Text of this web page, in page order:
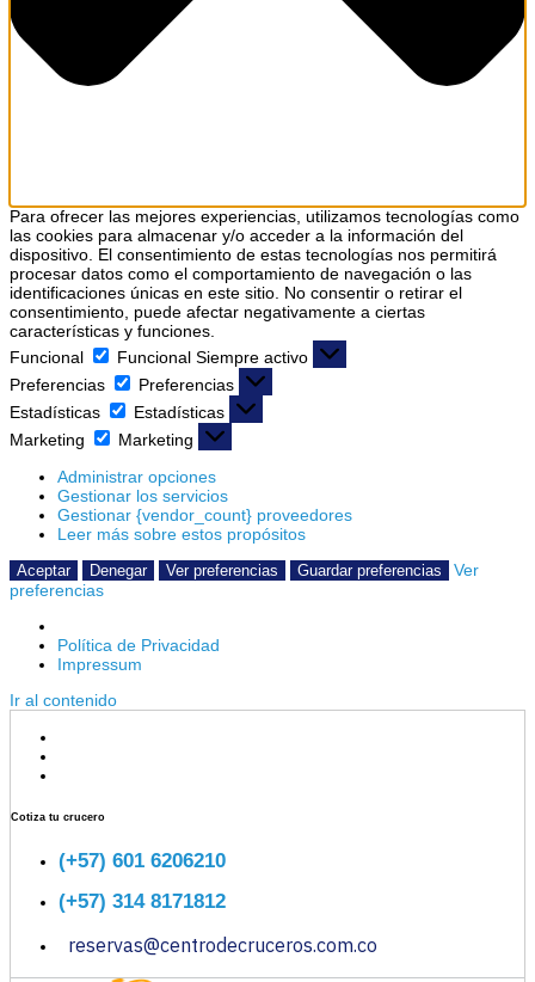
Para ofrecer las mejores experiencias, utilizamos tecnologías como
las cookies para almacenar y/o acceder a la información del
dispositivo. El consentimiento de estas tecnologías nos permitirá
procesar datos como el comportamiento de navegación o las
identificaciones únicas en este sitio. No consentir o retirar el
consentimiento, puede afectar negativamente a ciertas
características y funciones.
Funcional
Funcional Siempre activo
Preferencias
Preferencias
Estadísticas
Estadísticas
Marketing
Marketing
Administrar opciones
Gestionar los servicios
Gestionar {vendor_count} proveedores
Leer más sobre estos propósitos
Aceptar Denegar Ver preferencias Guardar preferencias
Ver
preferencias
Política de Privacidad
Impressum
Ir al contenido
Cotiza tu crucero
(+57) 601 6206210
(+57) 314 8171812
reservas@centrodecruceros.com.co